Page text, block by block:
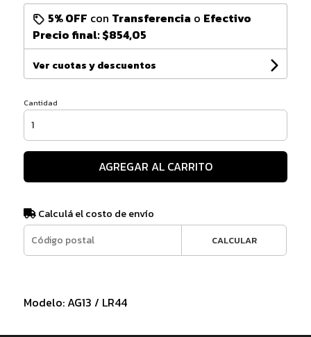
5% OFF con Transferencia o Efectivo
Precio final:$854,05
Ver cuotas y descuentos
Cantidad
AGREGAR AL CARRITO
Calculá el costo de envío
CALCULAR
Modelo: AG13 / LR44